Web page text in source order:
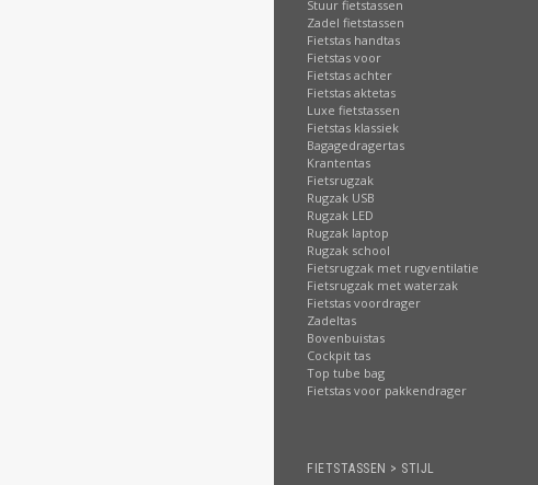
Stuur fietstassen
Zadel fietstassen
Fietstas handtas
Fietstas voor
Fietstas achter
Fietstas aktetas
Luxe fietstassen
Fietstas klassiek
Bagagedragertas
Krantentas
Fietsrugzak
Rugzak USB
Rugzak LED
Rugzak laptop
Rugzak school
Fietsrugzak met rugventilatie
Fietsrugzak met waterzak
Fietstas voordrager
Zadeltas
Bovenbuistas
Cockpit tas
Top tube bag
Fietstas voor pakkendrager
FIETSTASSEN > STIJL